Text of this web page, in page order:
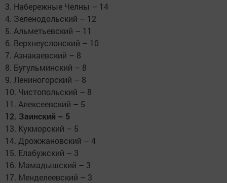
3. Набережные Челны – 14
4. Зеленодольский – 12
5. Альметьевский – 11
6. Верхнеуслонский – 10
7. Азнакаевский – 8
8. Бугульминский – 8
9. Лениногорский – 8
10. Чистопольский – 8
11. Алексеевский – 5
12. Заинский – 5
13. Кукморский – 5
14. Дрожжановский – 4
15. Елабужский – 3
16. Мамадышский – 3
17. Менделеевский – 3